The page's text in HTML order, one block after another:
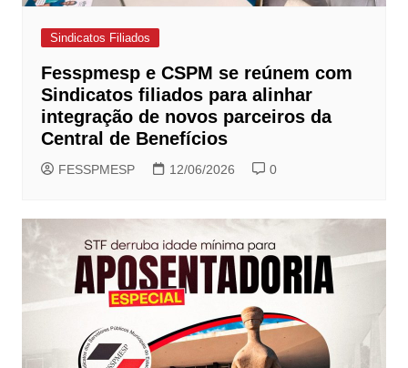
Sindicatos Filiados
Fesspmesp e CSPM se reúnem com
Sindicatos filiados para alinhar
integração de novos parceiros da
Central de Benefícios
FESSPMESP 12/06/2026 0